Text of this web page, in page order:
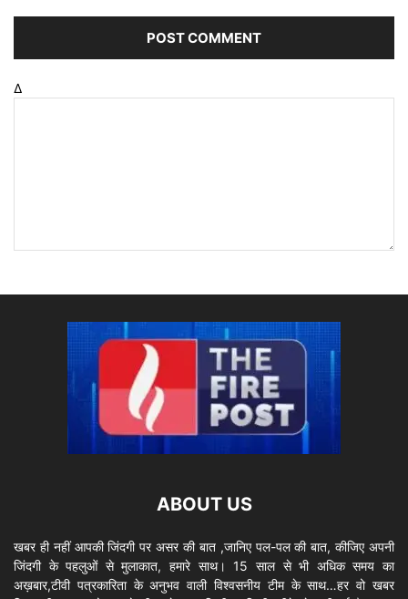
Δ
ABOUT US
खबर ही नहीं आपकी जिंदगी पर असर की बात ,जानिए पल-पल की बात, कीजिए अपनी
जिंदगी के पहलुओं से मुलाकात, हमारे साथ। 15 साल से भी अधिक समय का
अख़बार,टीवी पत्रकारिता के अनुभव वाली विश्वसनीय टीम के साथ…हर वो खबर